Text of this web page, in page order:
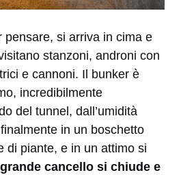
pensare, si arriva in cima e
stanzoni, androni con
e cannoni. Il bunker è
incredibilmente
del tunnel, dall’umidità
in un boschetto
di piante, e in un attimo si
cancello si chiude e